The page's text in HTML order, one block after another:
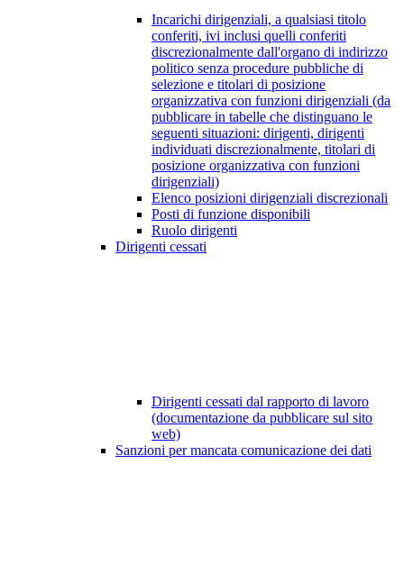
Incarichi dirigenziali, a qualsiasi titolo
conferiti, ivi inclusi quelli conferiti
discrezionalmente dall'organo di indirizzo
politico senza procedure pubbliche di
selezione e titolari di posizione
organizzativa con funzioni dirigenziali (da
pubblicare in tabelle che distinguano le
seguenti situazioni: dirigenti, dirigenti
individuati discrezionalmente, titolari di
posizione organizzativa con funzioni
dirigenziali)
Elenco posizioni dirigenziali discrezionali
Posti di funzione disponibili
Ruolo dirigenti
Dirigenti cessati
Dirigenti cessati dal rapporto di lavoro
(documentazione da pubblicare sul sito
web)
Sanzioni per mancata comunicazione dei dati